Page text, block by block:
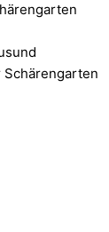
Schärengarten